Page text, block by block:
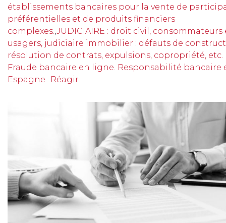
établissements bancaires pour la vente de
préférentielles et de produits financiers
complexes.,JUDICIAIRE : droit civil, consommateurs
usagers, judiciaire immobilier : défauts de
résolution de contrats, expulsions, copropriété, etc.
Fraude bancaire en ligne. Responsabilité bancaire
Espagne
Réagir